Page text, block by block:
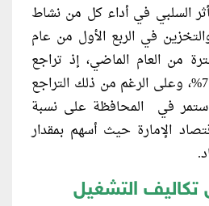
السلبي في أداء كل من نشاط
في الربع الأول من عام
من العام الماضي، إذ تراجع
نشاط التجارة بنسبة 7.5%، وعلى الرغم من ذلك التراجع
في المحافظة على نسبة
الإمارة حيث أسهم بمقدار
التشغيل